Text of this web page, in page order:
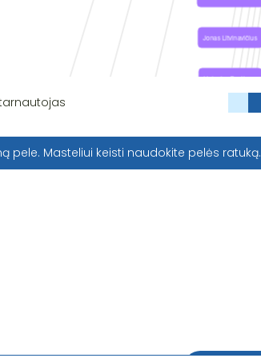
pele. Masteliui keisti naudokite pelės ratuką.